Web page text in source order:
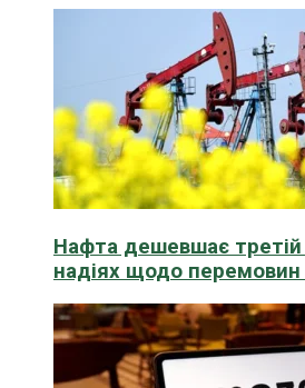
Нафта дешевшає третій
надіях щодо